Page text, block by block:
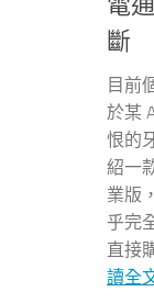
電
斷
目前
於某
恨的
紹一
業版
乎完
直接
讀全